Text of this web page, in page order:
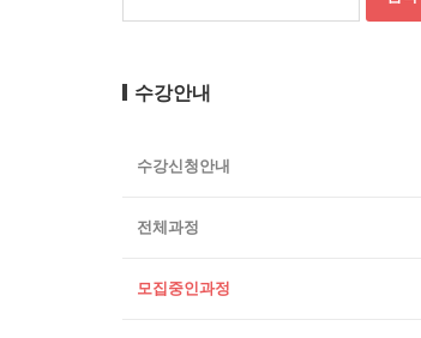
수강안내
수강신청안내
전체과정
모집중인과정